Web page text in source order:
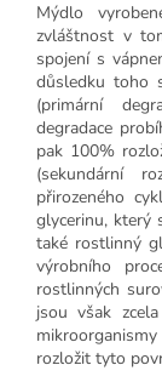
Mýdlo
zvláštnost v
spojení s
důsledku toho
(primární
degradace
pak 100%
(sekundární
přirozeného
glycerinu, který
také rostlinný
výrobního
rostlinných
jsou však
rozložit tyto